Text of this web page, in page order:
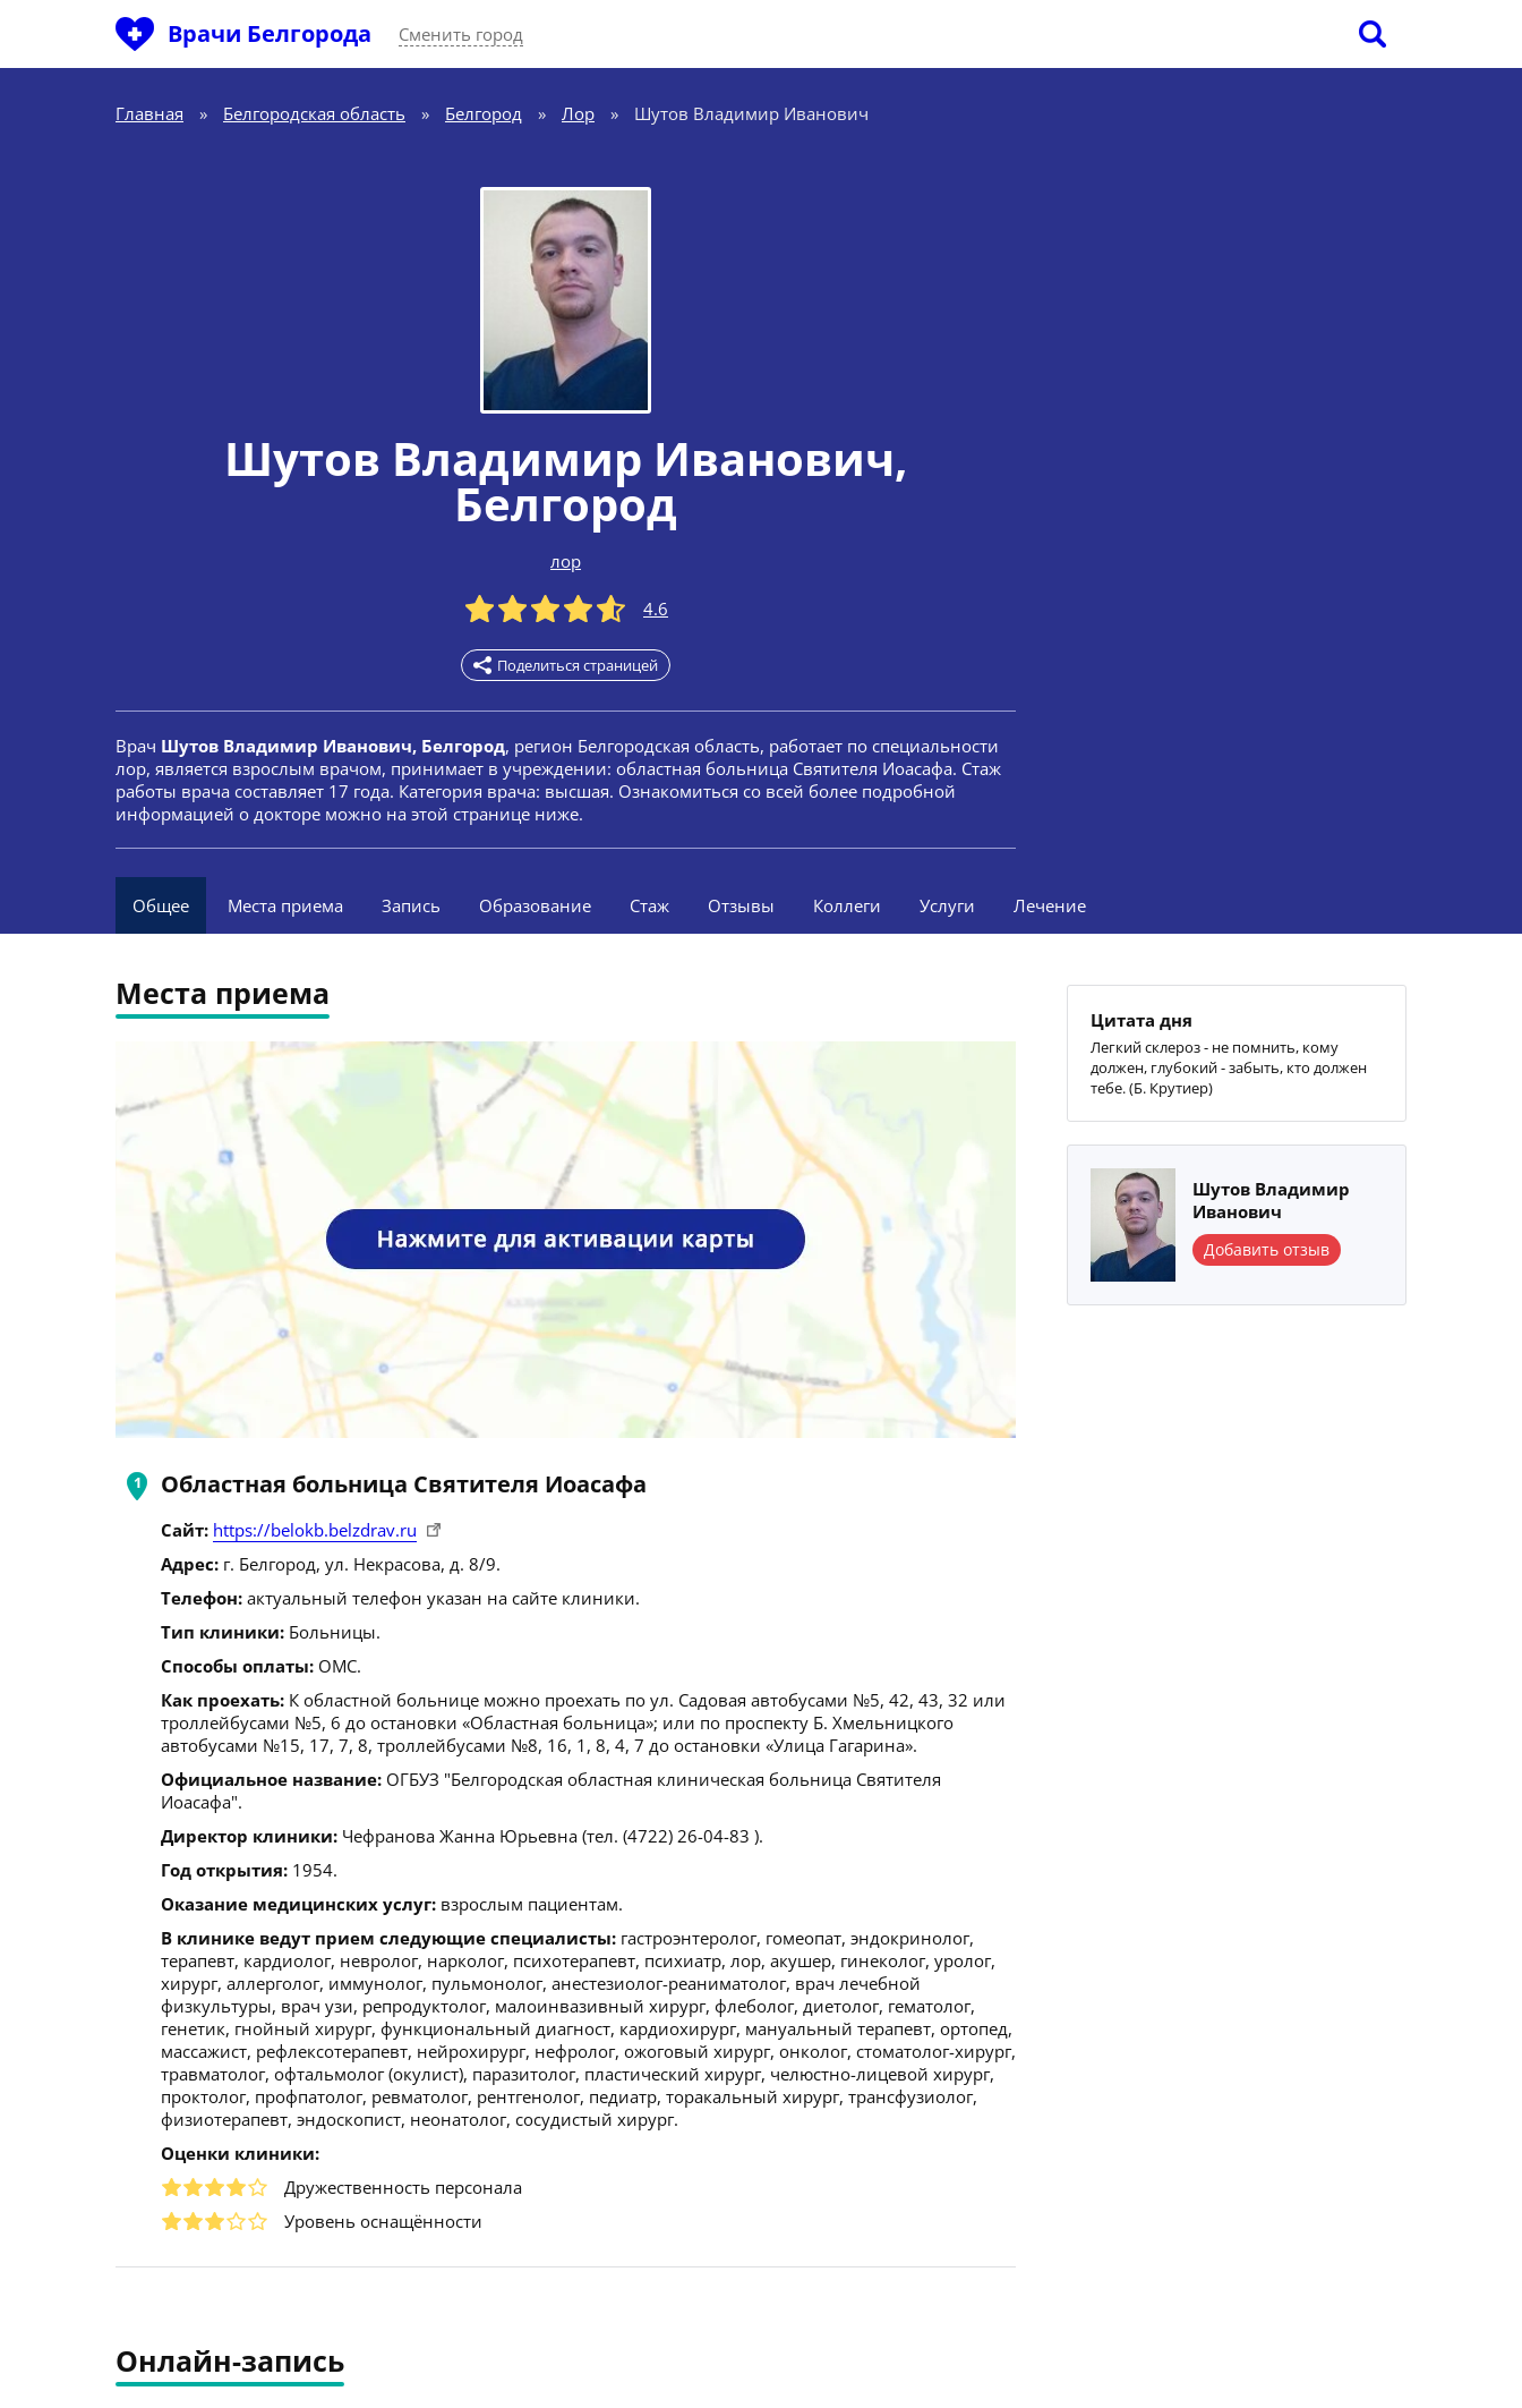
Врачи Белгорода Сменить город
Главная » Белгородская область » Белгород » Лор » Шутов Владимир Иванович
Шутов Владимир Иванович,
Белгород
лор
4.6
Поделиться страницей
Врач Шутов Владимир Иванович, Белгород, регион Белгородская область, работает по специальности
лор, является взрослым врачом, принимает в учреждении: областная больница Святителя Иоасафа. Стаж
работы врача составляет 17 года. Категория врача: высшая. Ознакомиться со всей более подробной
информацией о докторе можно на этой странице ниже.
Общее Места приема Запись Образование Стаж Отзывы Коллеги Услуги Лечение
Места приема
Областная больница Святителя Иоасафа
Сайт: https://belokb.belzdrav.ru
Адрес: г. Белгород, ул. Некрасова, д. 8/9.
Телефон: актуальный телефон указан на сайте клиники.
Тип клиники: Больницы.
Способы оплаты: ОМС.
Как проехать: К областной больнице можно проехать по ул. Садовая автобусами №5, 42, 43, 32 или
троллейбусами №5, 6 до остановки «Областная больница»; или по проспекту Б. Хмельницкого
автобусами №15, 17, 7, 8, троллейбусами №8, 16, 1, 8, 4, 7 до остановки «Улица Гагарина».
Официальное название: ОГБУЗ "Белгородская областная клиническая больница Святителя
Иоасафа".
Директор клиники: Чефранова Жанна Юрьевна (тел. (4722) 26-04-83 ).
Год открытия: 1954.
Оказание медицинских услуг: взрослым пациентам.
В клинике ведут прием следующие специалисты: гастроэнтеролог, гомеопат, эндокринолог,
терапевт, кардиолог, невролог, нарколог, психотерапевт, психиатр, лор, акушер, гинеколог, уролог,
хирург, аллерголог, иммунолог, пульмонолог, анестезиолог-реаниматолог, врач лечебной
физкультуры, врач узи, репродуктолог, малоинвазивный хирург, флеболог, диетолог, гематолог,
генетик, гнойный хирург, функциональный диагност, кардиохирург, мануальный терапевт, ортопед,
массажист, рефлексотерапевт, нейрохирург, нефролог, ожоговый хирург, онколог, стоматолог-хирург,
травматолог, офтальмолог (окулист), паразитолог, пластический хирург, челюстно-лицевой хирург,
проктолог, профпатолог, ревматолог, рентгенолог, педиатр, торакальный хирург, трансфузиолог,
физиотерапевт, эндоскопист, неонатолог, сосудистый хирург.
Оценки клиники:
Дружественность персонала
Уровень оснащённости
Онлайн-запись
Цитата дня
Легкий склероз - не помнить, кому
должен, глубокий - забыть, кто должен
тебе. (Б. Крутиер)
Шутов Владимир
Иванович
Добавить отзыв